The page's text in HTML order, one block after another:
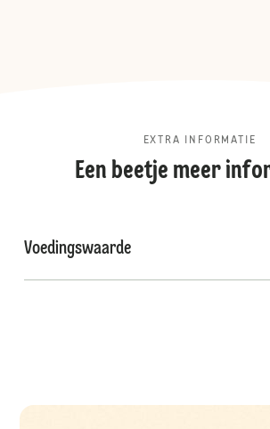
EXTRA INFORMATIE
Een beetje meer
Voedingswaarde